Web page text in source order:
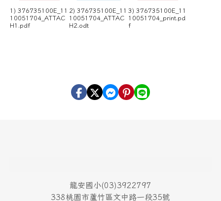
1) 376735100E_11
10051704_ATTAC
H1.pdf
2) 376735100E_11
10051704_ATTAC
H2.odt
3) 376735100E_11
10051704_print.pd
f
龍安國小(03)3922797
338桃園市蘆竹區文中路一段35號